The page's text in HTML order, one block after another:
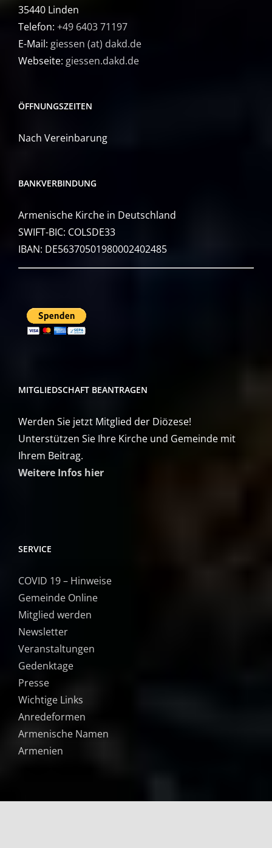
35440 Linden
Telefon: +49 6403 71197
E-Mail: giessen (at) dakd.de
Webseite: giessen.dakd.de
ÖFFNUNGSZEITEN
Nach Vereinbarung
BANKVERBINDUNG
Armenische Kirche in Deutschland
SWIFT-BIC: COLSDE33
IBAN: DE56370501980002402485
MITGLIEDSCHAFT BEANTRAGEN
Werden Sie jetzt Mitglied der Diözese!
Unterstützen Sie Ihre Kirche und Gemeinde mit
Ihrem Beitrag.
Weitere Infos hier
SERVICE
COVID 19 – Hinweise
Gemeinde Online
Mitglied werden
Newsletter
Veranstaltungen
Gedenktage
Presse
Wichtige Links
Anredeformen
Armenische Namen
Armenien